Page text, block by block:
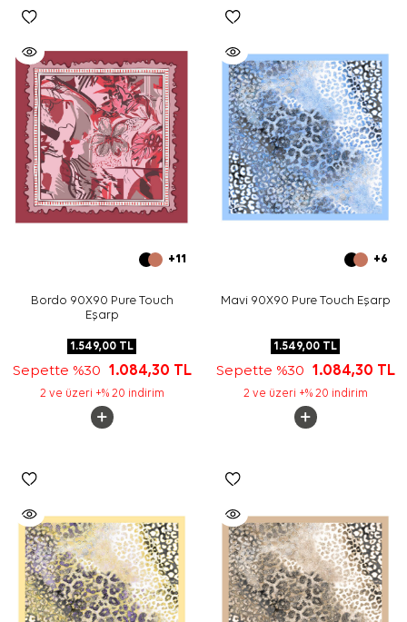
+11
Bordo 90X90 Pure Touch
Eşarp
1.549,00 TL
Sepette %30 1.084,30 TL
2 ve üzeri +% 20 indirim
+6
Mavi 90X90 Pure Touch Eşarp
1.549,00 TL
Sepette %30 1.084,30 TL
2 ve üzeri +% 20 indirim